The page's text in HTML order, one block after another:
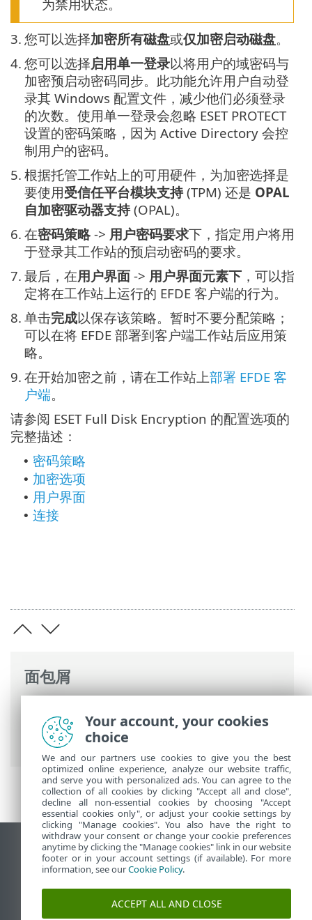
面包屑
使用 ESET Full Disk Encryption> 启用和
配置 ESET Full Disk Encryption
为禁用状态。
3. 您可以选择加密所有磁盘或仅加密启动磁盘。
4. 您可以选择启用单一登录以将用户的域密码与
加密预启动密码同步。此功能允许用户自动登
录其 Windows 配置文件，减少他们必须登录
的次数。使用单一登录会忽略 ESET PROTECT
设置的密码策略，因为 Active Directory 会控
制用户的密码。
5. 根据托管工作站上的可用硬件，为加密选择是
要使用受信任平台模块支持(TPM) 还是 OPAL
自加密驱动器支持(OPAL)。
6. 在密码策略 -> 用户密码要求下，指定用户将用
于登录其工作站的预启动密码的要求。
7. 最后，在用户界面 -> 用户界面元素下 ，可以指
定将在工作站上运行的 EFDE 客户端的行为。
8. 单击完成以保存该策略。暂时不要分配策略；
可以在将 EFDE 部署到客户端工作站后应用策
略。
9. 在开始加密之前，请在工作站上部署 EFDE 客
户端。
请参阅 ESET Full Disk Encryption 的配置选项的
完整描述：
• 密码策略
• 加密选项
• 用户界面
• 连接
查看桌面站点
End of Life
ESET 知识库
Your account, your cookies
choice
We and our partners use cookies to give you the best
optimized online experience, analyze our website traffic,
and serve you with personalized ads. You can agree to the
collection of all cookies by clicking "Accept all and close",
decline all non-essential cookies by choosing "Accept
essential cookies only", or adjust your cookie settings by
clicking "Manage cookies". You also have the right to
withdraw your consent or change your cookie preferences
anytime by clicking the "Manage cookies" link in our website
footer or in your account settings (if available). For more
information, see ourCookie Policy.
ACCEPT ALL AND CLOSE